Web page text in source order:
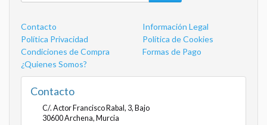
Contacto
Información Legal
Política Privacidad
Política de Cookies
Condiciones de Compra
Formas de Pago
¿Quienes Somos?
Contacto
C/. Actor Francisco Rabal, 3, Bajo
30600Archena, Murcia